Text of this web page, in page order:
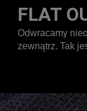
FLAT
Odwracamy
zewnątrz. Tak